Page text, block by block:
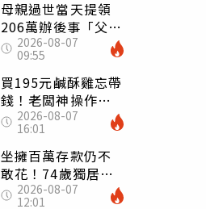
母親過世當天提領
206萬辦後事「父子
遭判刑」 律師：
搶錢先下手是罪
2026-08-07
09:55
買195元鹹酥雞忘帶
錢！老闆神操作
「倒找5元」 全網
看哭：這就是台灣
2026-08-07
16:01
坐擁百萬存款仍不
敢花！74歲獨居翁
「1餐只吃1片吐
2026-08-07
12:01